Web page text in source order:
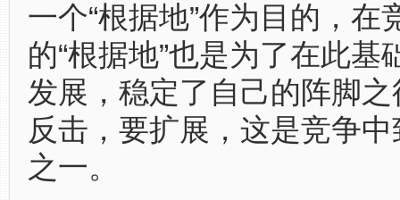
一个“根据地”作为目的，在
的“根据地”也是为了在此基
发展，稳定了自己的阵脚
反击，要扩展，这是竞争
之一。